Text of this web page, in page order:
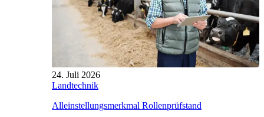
24. Juli 2026
Landtechnik
Alleinstellungsmerkmal Rollenprüfstand